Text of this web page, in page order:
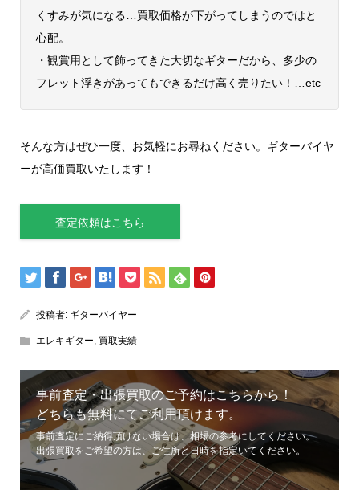
くすみが気になる…買取価格が下がってしまうのではと
心配。
・観賞用として飾ってきた大切なギターだから、多少の
フレット浮きがあってもできるだけ高く売りたい！…etc
そんな方はぜひ一度、お気軽にお尋ねください。ギターバイヤ
ーが高価買取いたします！
査定依頼はこちら
投稿者: ギターバイヤー
エレキギター 買取実績
事前査定・出張買取のご予約はこちらから！
どちらも無料にてご利用頂けます。
事前査定にご納得頂けない場合は、相場の参考にしてください。
出張買取をご希望の方は、ご住所と日時を指定いてください。